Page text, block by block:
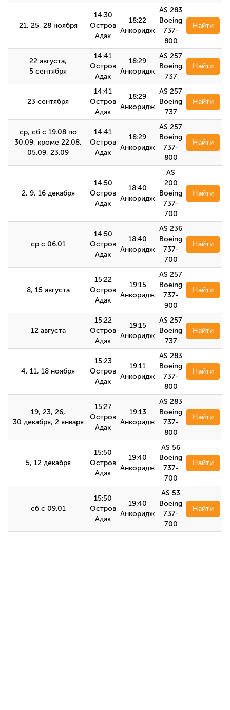
21, 25, 28 ноября
14:30
Остров
Адак
18:22
Анкоридж
AS 283
Boeing
737-
800
Найти
22 августа,
5 сентября
14:41
Остров
Адак
18:29
Анкоридж
AS 257
Boeing
737
Найти
23 сентября
14:41
Остров
Адак
18:29
Анкоридж
AS 257
Boeing
737
Найти
ср, сб с 19.08 по
30.09, кроме 22.08,
05.09, 23.09
14:41
Остров
Адак
18:29
Анкоридж
AS 257
Boeing
737-
800
Найти
2, 9, 16 декабря
14:50
Остров
Адак
18:40
Анкоридж
AS
200
Boeing
737-
700
Найти
ср с 06.01
14:50
Остров
Адак
18:40
Анкоридж
AS 236
Boeing
737-
700
Найти
8, 15 августа
15:22
Остров
Адак
19:15
Анкоридж
AS 257
Boeing
737-
900
Найти
12 августа
15:22
Остров
Адак
19:15
Анкоридж
AS 257
Boeing
737
Найти
4, 11, 18 ноября
15:23
Остров
Адак
19:11
Анкоридж
AS 283
Boeing
737-
800
Найти
19, 23, 26,
30 декабря, 2 января
15:27
Остров
Адак
19:13
Анкоридж
AS 283
Boeing
737-
800
Найти
5, 12 декабря
15:50
Остров
Адак
19:40
Анкоридж
AS 56
Boeing
737-
700
Найти
сб с 09.01
15:50
Остров
Адак
19:40
Анкоридж
AS 53
Boeing
737-
700
Найти